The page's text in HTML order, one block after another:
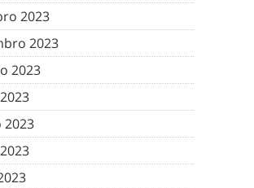
2023
2023
2023
2023